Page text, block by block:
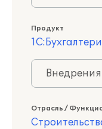
Продукт
Отрасль /